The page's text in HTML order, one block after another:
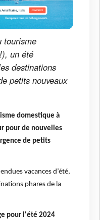
tourisme
un été
destinations
petits nouveaux
domestique à
pour de nouvelles
de petits
vacances d’été,
phares de la
pour l'été 2024